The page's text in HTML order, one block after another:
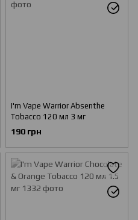
I'm Vape Warrior Absenthe
Tobacco 120 мл 3 мг
190 грн